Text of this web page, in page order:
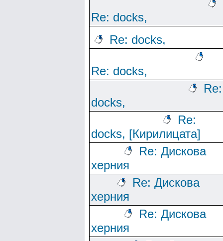
Re: docks,
Re: docks,
Re: docks,
Re:
docks,
Re:
docks, [Кирилицата]
Re: Дискова
херния
Re: Дискова
херния
Re: Дискова
херния